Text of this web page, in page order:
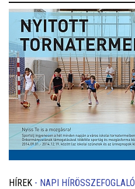
HÍREK - NAPI HÍRÖSSZEFOGLALÓ